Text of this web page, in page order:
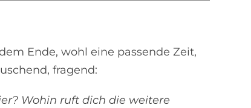
Ende, wohl eine passende Zeit,
fragend:
Wohin ruft dich die weitere